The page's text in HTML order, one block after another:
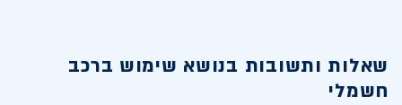
שאלות ותשובות בנושא שימוש ברכב
חשמלי